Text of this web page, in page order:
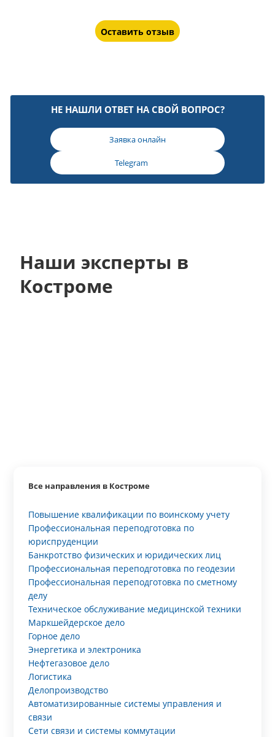
Оставить отзыв
НЕ НАШЛИ ОТВЕТ НА СВОЙ ВОПРОС?
Заявка онлайн
Telegram
Наши эксперты в
Костроме
Все направления в Костроме
Повышение квалификации по воинскому учету
Профессиональная переподготовка по
юриспруденции
Банкротство физических и юридических лиц
Профессиональная переподготовка по геодезии
Профессиональная переподготовка по сметному
делу
Техническое обслуживание медицинской техники
Маркшейдерское дело
Горное дело
Энергетика и электроника
Нефтегазовое дело
Логистика
Делопроизводство
Автоматизированные системы управления и
связи
Сети связи и системы коммутации